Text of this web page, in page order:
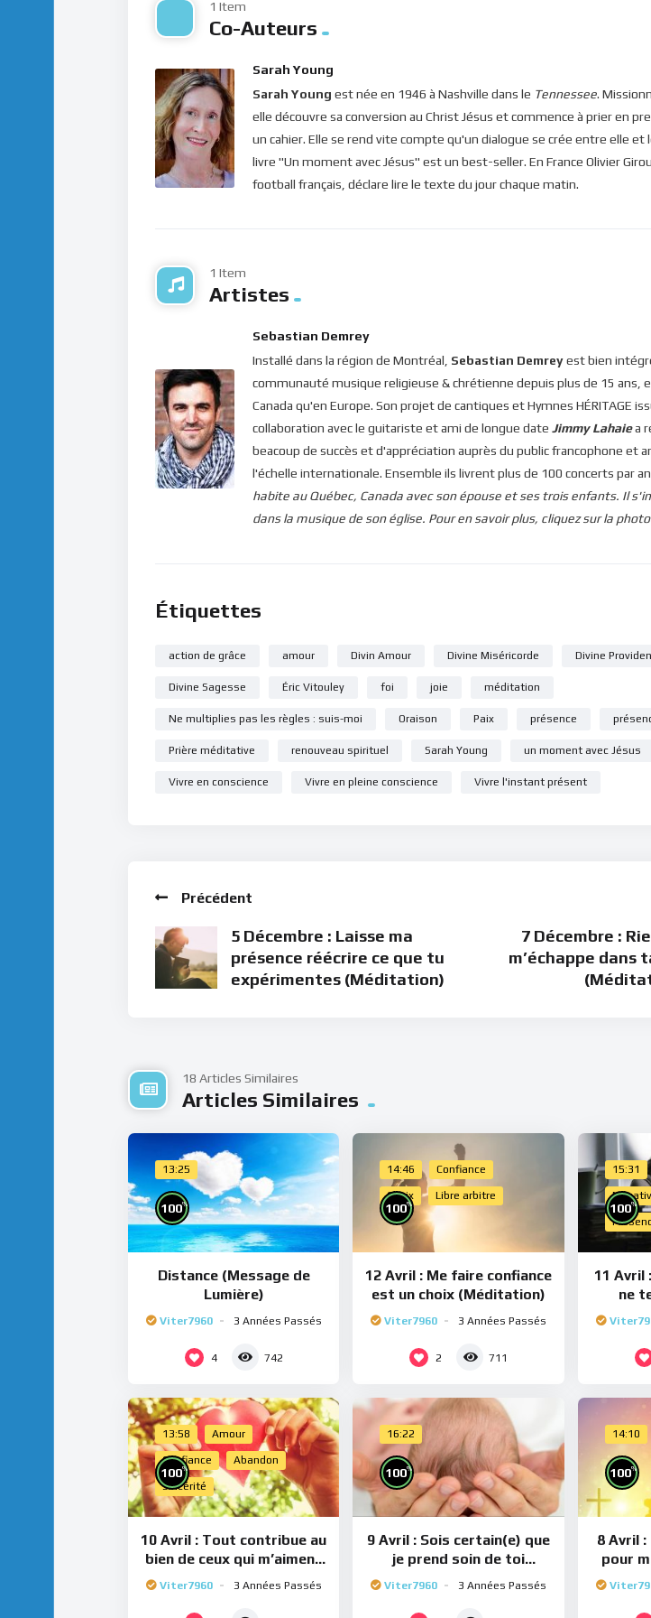
sentir obligé de tourner le coeur vers le Seigneur. Toutefois, ce n’est nullement ce qui
Car le sacrifice qui plait à Dieu, c’est un coeur brisé et broyé (Psaume 50, 19). C’est dire
désire pour chacun de nous, ce ne sont ni nos biens matériels ni notre temps mais plutôt
c’est la seule chose capable de nous conduire au Ciel ! Voilà pourquoi l’appel du Seigneur,
est : “Suis-moi”. Lui répondras-tu ?
Bonne méditation.
Si vous voulez vous inscrire sur le site (afin d’être en mesure de poster des
publications, veuillez cliquer ici :
1 Item
Co-Auteurs
Sarah Young
Sarah Young est née en 1946 à Nashville dans le Tennessee.
elle découvre sa conversion au Christ Jésus et commence à prier en
un cahier. Elle se rend vite compte qu'un dialogue se crée entre elle et
livre "Un moment avec Jésus" est un best-seller. En France Olivier
football français, déclare lire le texte du jour chaque matin.
1 Item
Artistes
Sebastian Demrey
Installé dans la région de Montréal, Sebastian Demreyest bien
communauté musique religieuse & chrétienne depuis plus de 15 ans,
Canada qu'en Europe. Son projet de cantiques et Hymnes HÉRITAGE
collaboration avec le guitariste et ami de longue date Jimmy Lahaiea
beacoup de succès et d'appréciation auprès du public francophone et
l'échelle internationale. Ensemble ils livrent plus de 100 concerts par
habite au Québec, Canada avec son épouse et ses trois enfants. Il
dans la musique de son église. Pour en savoir plus, cliquez sur la photo
Étiquettes
action de grâce amour Divin Amour Divine Miséricorde Divine
Divine Sagesse Éric Vitouley foi joie méditation
Ne multiplies pas les règles : suis-moi Oraison Paix présence
Prière méditative renouveau spirituel Sarah Young un moment avec Jésus
Vivre en conscience Vivre en pleine conscience Vivre l'instant présent
Précédent
5 Décembre : Laisse ma
présence réécrire ce que tu
expérimentes (Méditation)
7 Décembre :
m’échappe dans
18 Articles Similaires
Articles Similaires
13:25
100%
Distance (Message de
Lumière)
Viter7960 3 Années Passés
4 742
14:46 Confiance
Choix Libre arbitre
100%
12 Avril : Me faire confiance
est un choix (Méditation)
Viter7960 3 Années Passés
2 711
15:31
100%
11 Avril
ne
13:58 Amour
Confiance Abandon
Sincérité
100%
10 Avril : Tout contribue au
bien de ceux qui m’aiment
(Méditation)
Viter7960 3 Années Passés
16:22
100%
9 Avril : Sois certain(e) que
je prend soin de toi
(Méditation)
Viter7960 3 Années Passés
14:10
100%
8 Avril
pour